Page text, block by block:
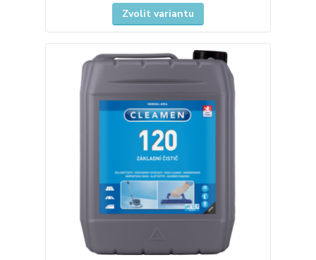
Zvolit variantu